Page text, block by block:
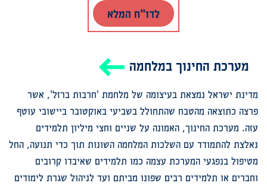
מערכת החינוך במלחמה
מדינת ישראל נמצאת בעיצומה של מלחמת 'חרבות ברזל', אשר
פרצה כתוצאה מהטבח שהתחולל בשביעי באוקטובר ביישובי עוטף
עזה. מערכת החינוך, האמונה על שניים וחצי מיליון תלמידים
נאלצת להתמודד עם השלכות המלחמה השונות תוך כדי תנועה, החל
מטיפול בנפגעי המערכת עצמה כמו תלמידים שאיבדו קרובים
וחברים או תלמידים רבים שפונו מביתם ועד לניהול שגרת לימודים
לדו"ח המלא